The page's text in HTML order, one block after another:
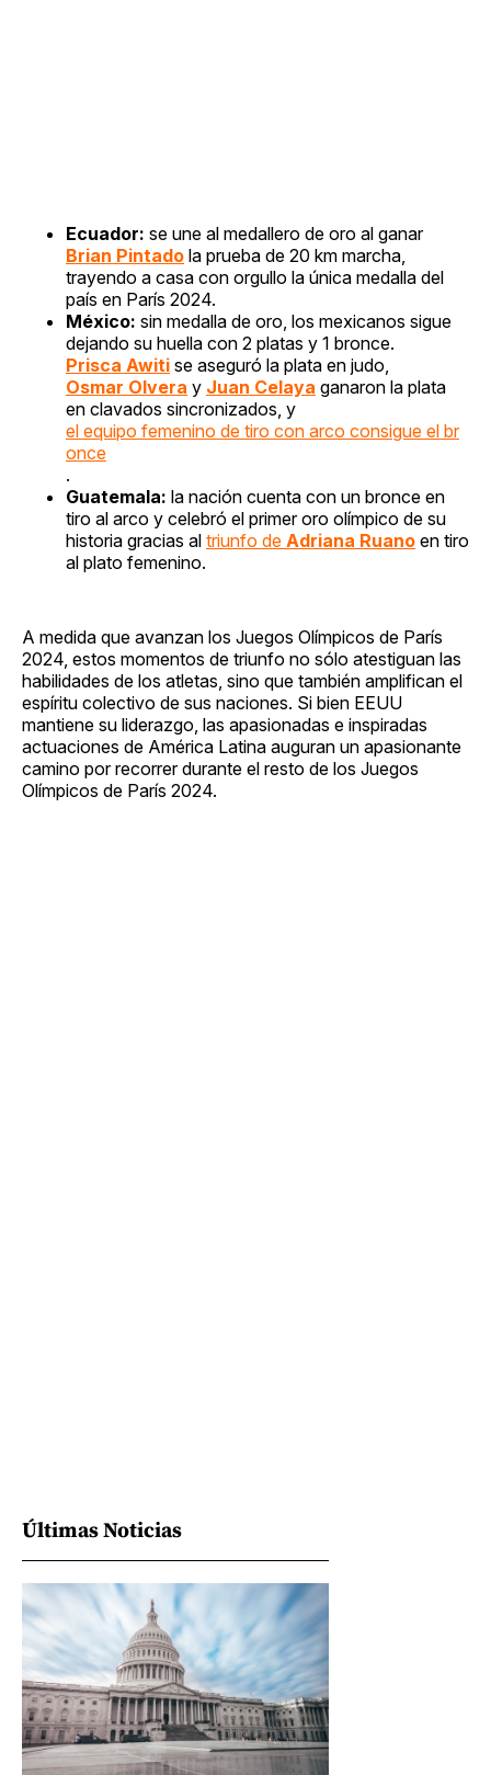
Ecuador: se une al medallero de oro al ganar
Brian Pintado la prueba de 20 km marcha,
trayendo a casa con orgullo la única medalla del
país en París 2024.
México: sin medalla de oro, los mexicanos sigue
dejando su huella con 2 platas y 1 bronce.
Prisca Awiti se aseguró la plata en judo,
Osmar Olvera y Juan Celaya ganaron la plata
en clavados sincronizados, y
el equipo femenino de tiro con arco consigue el br
once
.
Guatemala: la nación cuenta con un bronce en
tiro al arco y celebró el primer oro olímpico de su
historia gracias al triunfo de Adriana Ruano en tiro
al plato femenino.
A medida que avanzan los Juegos Olímpicos de París
2024, estos momentos de triunfo no sólo atestiguan las
habilidades de los atletas, sino que también amplifican el
espíritu colectivo de sus naciones. Si bien EEUU
mantiene su liderazgo, las apasionadas e inspiradas
actuaciones de América Latina auguran un apasionante
camino por recorrer durante el resto de los Juegos
Olímpicos de París 2024.
Últimas Noticias